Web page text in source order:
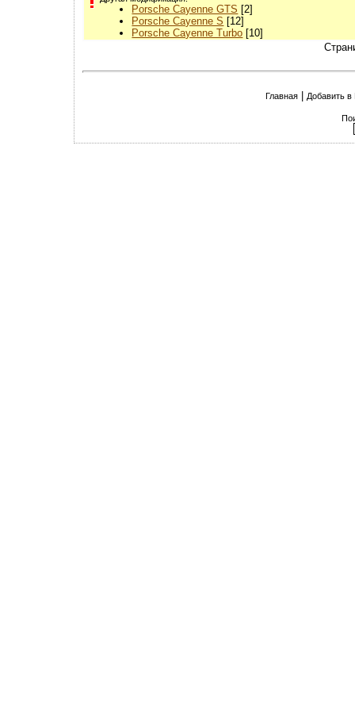
Porsche Cayenne GTS [2]
Porsche Cayenne S [12]
Porsche Cayenne Turbo [10]
Главная Добавить в